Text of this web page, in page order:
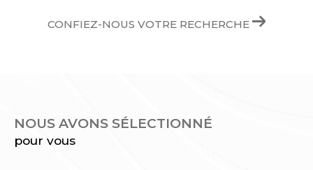
CONFIEZ-NOUS VOTRE RECHERCHE
NOUS AVONS SÉLECTIONNÉ
pour vous